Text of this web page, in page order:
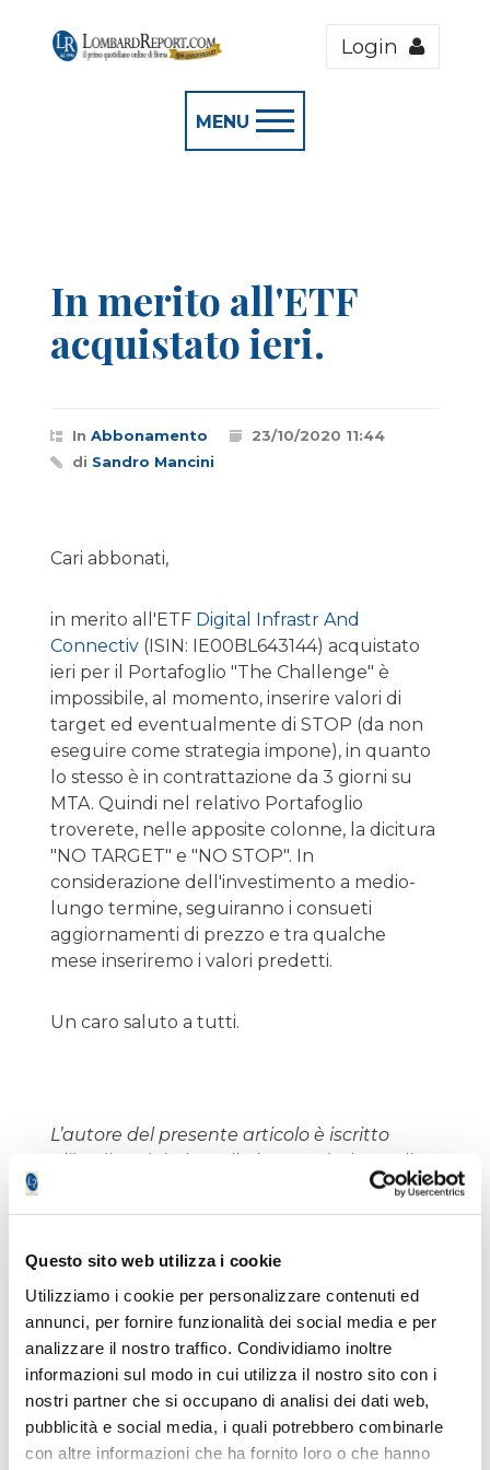
Questo sito web utilizza i cookie
Utilizziamo i cookie per personalizzare contenuti ed
annunci, per fornire funzionalità dei social media e per
analizzare il nostro traffico. Condividiamo inoltre
informazioni sul modo in cui utilizza il nostro sito con i
nostri partner che si occupano di analisi dei dati web,
pubblicità e social media, i quali potrebbero combinarle
con altre informazioni che ha fornito loro o che hanno
Login
MENU
In merito all'ETF
acquistato ieri.
In Abbonamento
23/10/2020 11:44
di Sandro Mancini
Cari abbonati,
in merito all'ETF Digital Infrastr And
Connectiv (ISIN: IE00BL643144) acquistato
ieri per il Portafoglio "The Challenge" è
impossibile, al momento, inserire valori di
target ed eventualmente di STOP (da non
eseguire come strategia impone), in quanto
lo stesso è in contrattazione da 3 giorni su
MTA. Quindi nel relativo Portafoglio
troverete, nelle apposite colonne, la dicitura
"NO TARGET" e "NO STOP". In
considerazione dell'investimento a medio-
lungo termine, seguiranno i consueti
aggiornamenti di prezzo e tra qualche
mese inseriremo i valori predetti.
Un caro saluto a tutti.
L’autore del presente articolo è iscritto
all’Ordine dei Giornalisti e non detiene gli
Il nostro giornale rispetta la Carta dei
qui >>
Informativa metodoclicca qui >>
Sandro Mancini